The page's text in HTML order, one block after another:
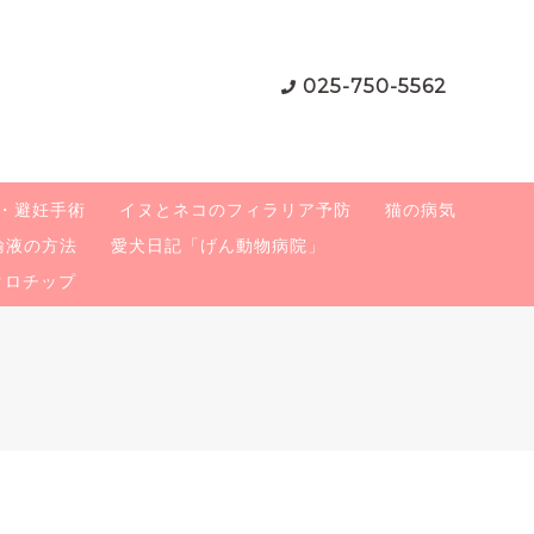
025-750-5562
避妊手術 イヌとネコのフィラリア予防
猫の病気
液の方法
愛犬日記「げん動物病院」
ロチップ